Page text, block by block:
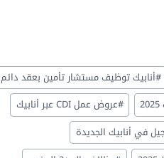
#أنابيك توظيف مستشار تأمين بعقد دائم
#عروض عمل CDI عبر أنابيك
في أنابيك الجديدة